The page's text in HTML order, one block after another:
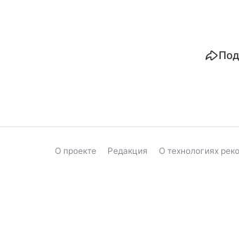
О проекте Редакция О технологиях